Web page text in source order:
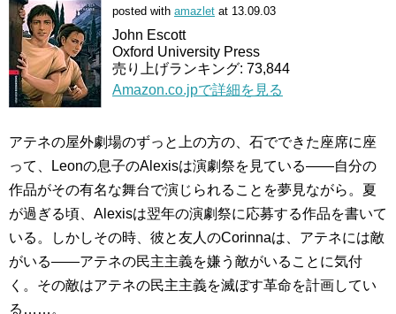
posted with amazlet at 13.09.03
John Escott
Oxford University Press
売り上げランキング: 73,844
Amazon.co.jpで詳細を見る
アテネの屋外劇場のずっと上の方の、石でできた座席に座
って、Leonの息子のAlexisは演劇祭を見ている――自分の
作品がその有名な舞台で演じられることを夢見ながら。夏
が過ぎる頃、Alexisは翌年の演劇祭に応募する作品を書いて
いる。しかしその時、彼と友人のCorinnaは、アテネには敵
がいる――アテネの民主主義を嫌う敵がいることに気付
く。その敵はアテネの民主主義を滅ぼす革命を計画してい
る……。